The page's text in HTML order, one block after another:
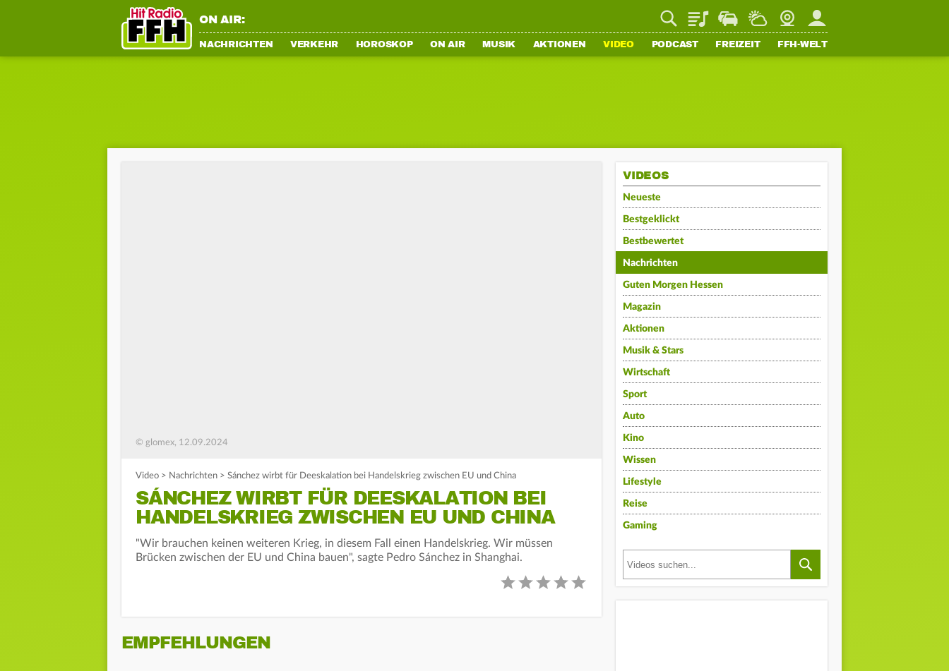
ON AIR: PlaylistStaupilotWetterWebcamMein FFH
NACHRICHTEN VERKEHR HOROSKOP ON AIR MUSIK AKTIONEN VIDEO PODCAST FREIZEIT FFH-WELT
© glomex, 12.09.2024
Video > Nachrichten > Sánchez wirbt für Deeskalation bei Handelskrieg zwischen EU und China
SÁNCHEZ WIRBT FÜR DEESKALATION BEI
HANDELSKRIEG ZWISCHEN EU UND CHINA
"Wir brauchen keinen weiteren Krieg, in diesem Fall einen Handelskrieg. Wir müssen
Brücken zwischen der EU und China bauen", sagte Pedro Sánchez in Shanghai.
EMPFEHLUNGEN
VIDEOS
Neueste
Bestgeklickt
Bestbewertet
Nachrichten
Guten Morgen Hessen
Magazin
Aktionen
Musik & Stars
Wirtschaft
Sport
Auto
Kino
Wissen
Lifestyle
Reise
Gaming